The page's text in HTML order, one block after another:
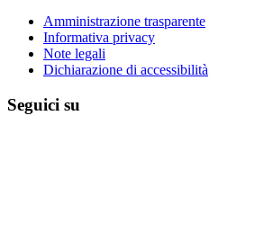
Amministrazione trasparente
Informativa privacy
Note legali
Dichiarazione di accessibilità
Seguici su